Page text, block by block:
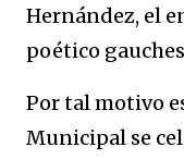
Hernández, el
poético
Por tal motivo
Municipal se